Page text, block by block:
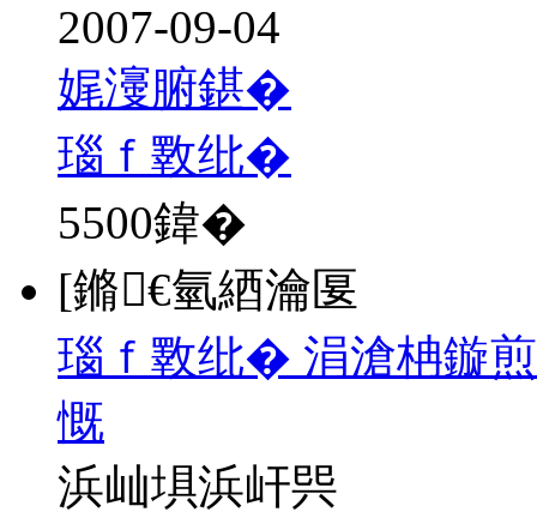
2007-09-04
娓濅腑鍖�
瑙ｆ斁纰�
5500鍏�
[鏅€氫綇瀹匽
瑙ｆ斁纰� 涓滄柟鏇
慨
浜屾埧浜屽巺